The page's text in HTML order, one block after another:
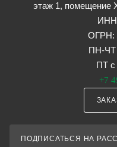
этаж 1, помещение
ОГРН:
ПН-ЧТ
ПТ с
+7
ПОДПИСАТЬСЯ НА